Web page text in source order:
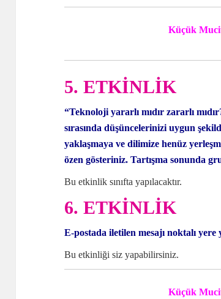
Küçük
5. ETKİNLİK
“Teknoloji yararlı mıdır zararlı
sırasında düşüncelerinizi uygun
yaklaşmaya ve dilimize henüz
özengösteriniz. Tartışma sonunda
Bu etkinlik sınıfta yapılacaktır.
6. ETKİNLİK
E-postada iletilen mesajı noktalı yere
Bu etkinliği siz yapabilirsiniz.
Küçük